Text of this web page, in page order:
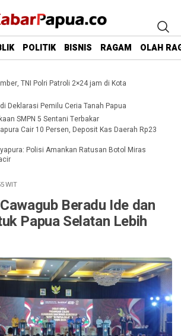
POLITIK BISNIS RAGAM OLAH
TNI Polri Patroli 2×24 jam di Kota
Deklarasi Pemilu Ceria Tanah Papua
SMPN 5 Sentani Terbakar
Cair 10 Persen, Deposit Kas Daerah Rp23
Polisi Amankan Ratusan Botol Miras
WIT
Beradu Ide dan
Papua Selatan Lebih